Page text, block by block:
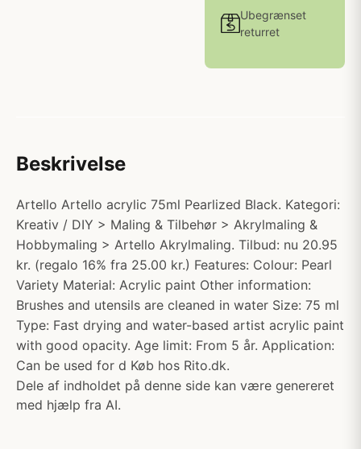
Ubegrænset
returret
Beskrivelse
Artello Artello acrylic 75ml Pearlized Black. Kategori:
Kreativ / DIY > Maling & Tilbehør > Akrylmaling &
Hobbymaling > Artello Akrylmaling. Tilbud: nu 20.95
kr. (regalo 16% fra 25.00 kr.) Features: Colour: Pearl
Variety Material: Acrylic paint Other information:
Brushes and utensils are cleaned in water Size: 75 ml
Type: Fast drying and water-based artist acrylic paint
with good opacity. Age limit: From 5 år. Application:
Can be used for d Køb hos Rito.dk.
Dele af indholdet på denne side kan være genereret
med hjælp fra AI.